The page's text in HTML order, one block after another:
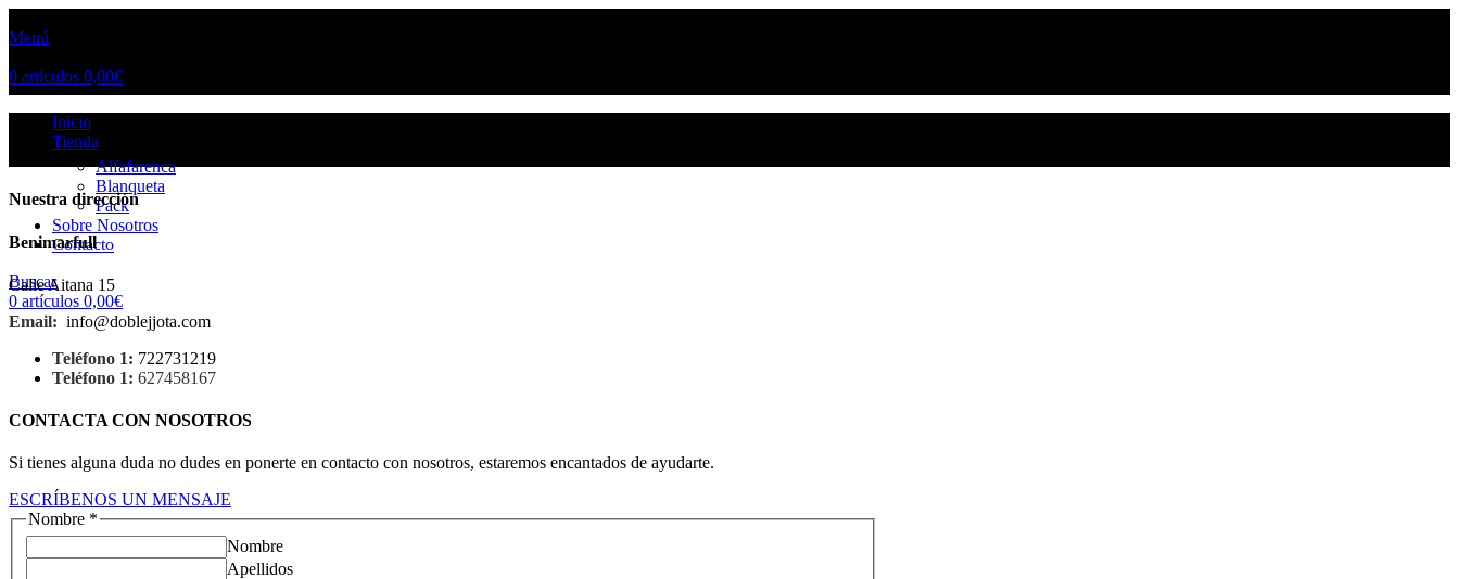
Menú
0 artículos 0,00€
Inicio
Tienda
Alfafarenca
Blanqueta
Pack
Sobre Nosotros
Contacto
Buscar
0 artículos 0,00€
Nuestra dirección
Benimarfull
Calle Aitana 15
Email: info@doblejjota.com
Teléfono 1: 722731219
Teléfono 1: 627458167
CONTACTA CON NOSOTROS
Si tienes alguna duda no dudes en ponerte en contacto con nosotros, estaremos encantados de ayudarte.
ESCRÍBENOS UN MENSAJE
Nombre *
Nombre
Apellidos